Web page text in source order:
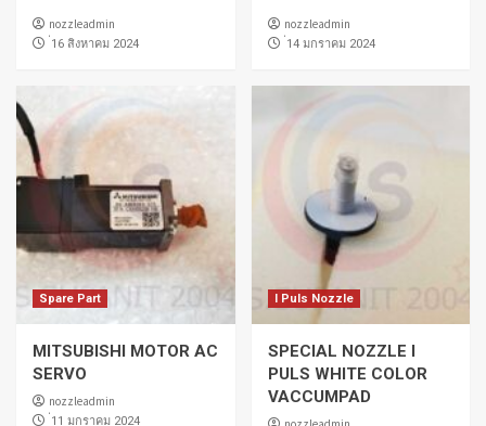
nozzleadmin
่16 สิงหาคม 2024
nozzleadmin
่14 มกราคม 2024
Spare Part
MITSUBISHI MOTOR AC
SERVO
nozzleadmin
่11 มกราคม 2024
I Puls Nozzle
SPECIAL NOZZLE I
PULS WHITE COLOR
VACCUMPAD